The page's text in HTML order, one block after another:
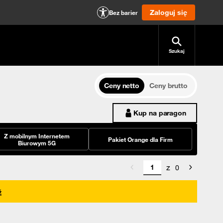
Bez barier Zaloguj się
Szukaj
Ceny netto
Ceny brutto
Kup na paragon
Z mobilnym Internetem
Biurowym 5G
Pakiet Orange dla Firm
z 0